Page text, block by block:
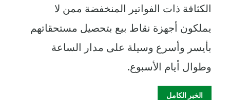
الكثافة ذات الفواتير المنخفضة ممن لا
يملكون أجهزة نقاط بيع بتحصيل مستحقاتهم
بأيسر وأسرع وسيلة على مدار الساعة
وطوال أيام الأسبوع.
الخبر الكامل